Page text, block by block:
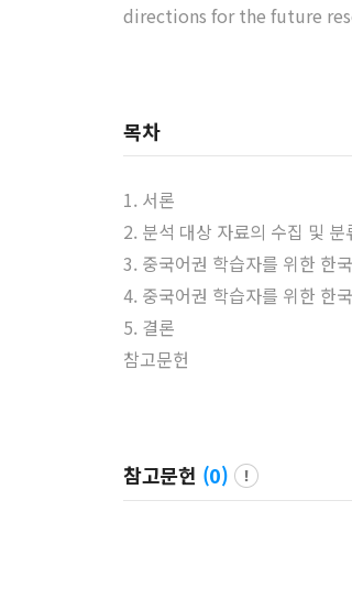
directions for the future
목차
1. 서론
2. 분석 대상 자료의 수집 및 분
3. 중국어권 학습자를 위한 한
4. 중국어권 학습자를 위한 한
5. 결론
참고문헌
참고문헌 (0)